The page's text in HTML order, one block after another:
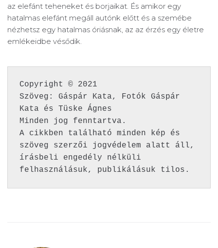
az elefánt teheneket és borjaikat. És amikor egy
hatalmas elefánt megáll autónk előtt és a szemébe
nézhetsz egy hatalmas óriásnak, az az érzés egy életre
emlékeidbe vésődik.
Copyright © 2021
Szöveg: Gáspár Kata, Fotók Gáspár
Kata és Tüske Ágnes
Minden jog fenntartva.
A cikkben található minden kép és
szöveg szerzői jogvédelem alatt áll,
írásbeli engedély nélküli
felhasználásuk, publikálásuk tilos.